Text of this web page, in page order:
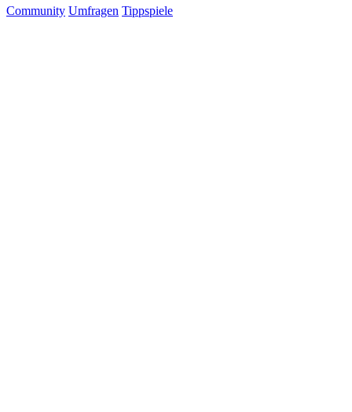
Community Umfragen Tippspiele